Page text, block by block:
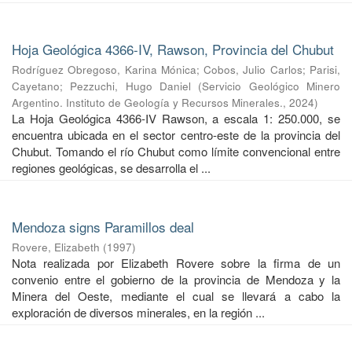
Hoja Geológica 4366-IV, Rawson, Provincia del Chubut
Rodríguez Obregoso, Karina Mónica;Cobos, Julio Carlos; Parisi,
Cayetano; Pezzuchi, Hugo Daniel (Servicio Geológico Minero
Argentino. Instituto de Geología y Recursos Minerales., 2024)
La Hoja Geológica 4366-IV Rawson, a escala 1: 250.000, se
encuentra ubicada en el sector centro-este de la provincia del
Chubut. Tomando el río Chubut como límite convencional entre
regiones geológicas, se desarrolla el ...
Mendoza signs Paramillos deal
Rovere, Elizabeth (1997)
Nota realizada por Elizabeth Rovere sobre la firma de un
convenio entre el gobierno de la provincia de Mendoza y la
Minera del Oeste, mediante el cual se llevará a cabo la
exploración de diversos minerales, en la región ...